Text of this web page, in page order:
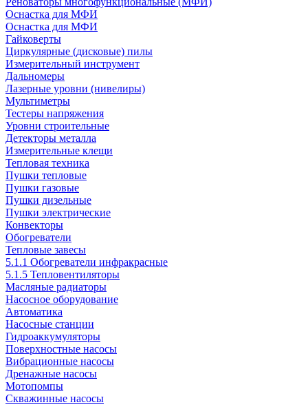
Оснастка для МФИ
Оснастка для МФИ
Гайковерты
Циркулярные (дисковые) пилы
Измерительный инструмент
Дальномеры
Лазерные уровни (нивелиры)
Мультиметры
Тестеры напряжения
Уровни строительные
Детекторы металла
Измерительные клещи
Тепловая техника
Пушки тепловые
Пушки газовые
Пушки дизельные
Пушки электрические
Конвекторы
Обогреватели
Тепловые завесы
5.1.1 Обогреватели инфракрасные
5.1.5 Тепловентиляторы
Масляные радиаторы
Насосное оборудование
Автоматика
Насосные станции
Гидроаккумуляторы
Поверхностные насосы
Вибрационные насосы
Дренажные насосы
Мотопомпы
Скважинные насосы